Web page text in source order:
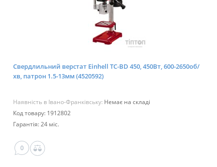
Свердлильний верстат Einhell TC-BD 450, 450Вт, 600-2650об/
хв, патрон 1.5-13мм (4520592)
Наявність в Івано-Франківську: Немає на складі
Код товару: 1912802
Гарантія: 24 міс.
0